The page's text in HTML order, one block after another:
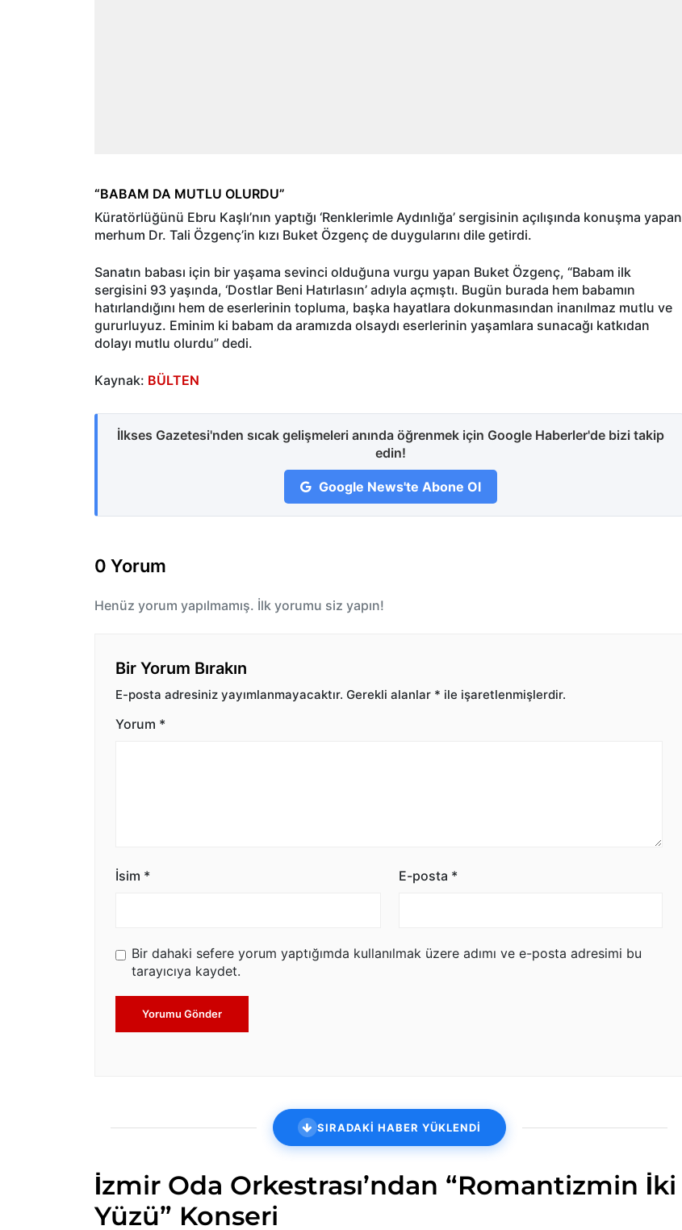
“BABAM DA MUTLU OLURDU”
Küratörlüğünü Ebru Kaşlı’nın yaptığı ‘Renklerimle Aydınlığa’ sergisinin açılışında konuşma yapan
merhum Dr. Tali Özgenç’in kızı Buket Özgenç de duygularını dile getirdi.
Sanatın babası için bir yaşama sevinci olduğuna vurgu yapan Buket Özgenç, “Babam ilk
sergisini 93 yaşında, ‘Dostlar Beni Hatırlasın’ adıyla açmıştı. Bugün burada hem babamın
hatırlandığını hem de eserlerinin topluma, başka hayatlara dokunmasından inanılmaz mutlu ve
gururluyuz. Eminim ki babam da aramızda olsaydı eserlerinin yaşamlara sunacağı katkıdan
dolayı mutlu olurdu” dedi.
Kaynak: BÜLTEN
İlkses Gazetesi'nden sıcak gelişmeleri anında öğrenmek için Google Haberler'de bizi takip
edin!
Google News'te Abone Ol
0 Yorum
Henüz yorum yapılmamış. İlk yorumu siz yapın!
Bir Yorum Bırakın
E-posta adresiniz yayımlanmayacaktır. Gerekli alanlar * ile işaretlenmişlerdir.
Yorum *
İsim * E-posta *
Bir dahaki sefere yorum yaptığımda kullanılmak üzere adımı ve e-posta adresimi bu
tarayıcıya kaydet.
Yorumu Gönder
SIRADAKİ HABER YÜKLENDİ
İzmir Oda Orkestrası’ndan “Romantizmin İki
Yüzü” Konseri